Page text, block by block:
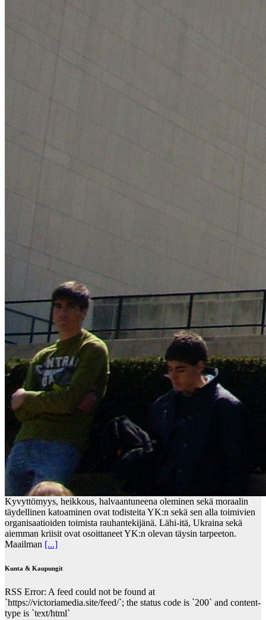
Kyvyttömyys, heikkous, halvaantuneena oleminen sekä moraalin
täydellinen katoaminen ovat todisteita YK:n sekä sen alla toimivien
organisaatioiden toimista rauhantekijänä. Lähi-itä, Ukraina sekä
aiemman kriisit ovat osoittaneet YK:n olevan täysin tarpeeton.
Maailman [...]
Kunta & Kaupungit
RSS Error: A feed could not be found at
`https://victoriamedia.site/feed/`; the status code is `200` and content-
type is `text/html`